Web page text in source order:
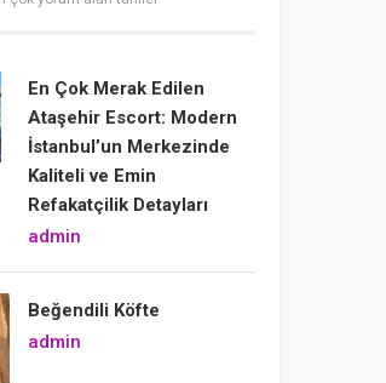
En Çok Merak Edilen
Ataşehir Escort: Modern
İstanbul’un Merkezinde
Kaliteli ve Emin
Refakatçilik Detayları
admin
Beğendili Köfte
admin